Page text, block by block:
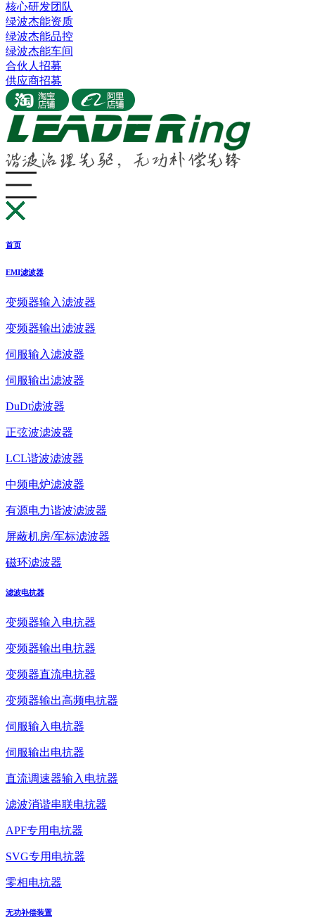
核心研发团队
绿波杰能资质
绿波杰能品控
绿波杰能车间
合伙人招募
供应商招募
首页
EMI滤波器
变频器输入滤波器
变频器输出滤波器
伺服输入滤波器
伺服输出滤波器
DuDt滤波器
正弦波滤波器
LCL谐波滤波器
中频电炉滤波器
有源电力谐波滤波器
屏蔽机房/军标滤波器
磁环滤波器
滤波电抗器
变频器输入电抗器
变频器输出电抗器
变频器直流电抗器
变频器输出高频电抗器
伺服输入电抗器
伺服输出电抗器
直流调速器输入电抗器
滤波消谐串联电抗器
APF专用电抗器
SVG专用电抗器
零相电抗器
无功补偿装置